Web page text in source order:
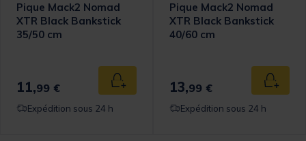
panier
Pique Mack2 Nomad
XTR Black Bankstick
35/50 cm
11,99 € Ajouter au panier
Expédition sous 24 h
Pique Mack2 Nomad
XTR Black Bankstick
40/60 cm
13,99 €
Expédition sous 24 h